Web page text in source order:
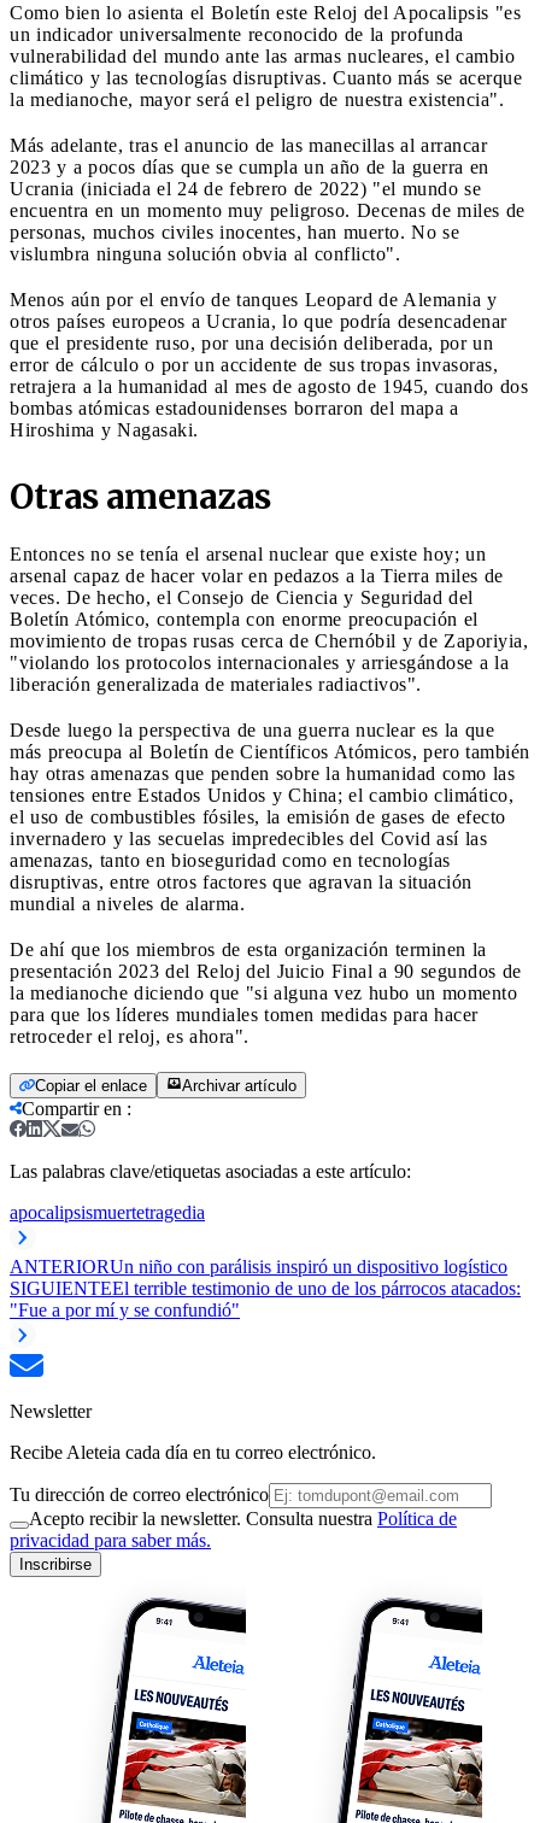
Como bien lo asienta el Boletín este Reloj del Apocalipsis "es
un indicador universalmente reconocido de la profunda
vulnerabilidad del mundo ante las armas nucleares, el cambio
climático y las tecnologías disruptivas. Cuanto más se acerque
la medianoche, mayor será el peligro de nuestra existencia".
Más adelante, tras el anuncio de las manecillas al arrancar
2023 y a pocos días que se cumpla un año de la guerra en
Ucrania (iniciada el 24 de febrero de 2022) "el mundo se
encuentra en un momento muy peligroso. Decenas de miles de
personas, muchos civiles inocentes, han muerto. No se
vislumbra ninguna solución obvia al conflicto".
Menos aún por el envío de tanques Leopard de Alemania y
otros países europeos a Ucrania, lo que podría desencadenar
que el presidente ruso, por una decisión deliberada, por un
error de cálculo o por un accidente de sus tropas invasoras,
retrajera a la humanidad al mes de agosto de 1945, cuando dos
bombas atómicas estadounidenses borraron del mapa a
Hiroshima y Nagasaki.
Otras amenazas
Entonces no se tenía el arsenal nuclear que existe hoy; un
arsenal capaz de hacer volar en pedazos a la Tierra miles de
veces. De hecho, el Consejo de Ciencia y Seguridad del
Boletín Atómico, contempla con enorme preocupación el
movimiento de tropas rusas cerca de Chernóbil y de Zaporiyia,
"violando los protocolos internacionales y arriesgándose a la
liberación generalizada de materiales radiactivos".
Desde luego la perspectiva de una guerra nuclear es la que
más preocupa al Boletín de Científicos Atómicos, pero también
hay otras amenazas que penden sobre la humanidad como las
tensiones entre Estados Unidos y China; el cambio climático,
el uso de combustibles fósiles, la emisión de gases de efecto
invernadero y las secuelas impredecibles del Covid así las
amenazas, tanto en bioseguridad como en tecnologías
disruptivas, entre otros factores que agravan la situación
mundial a niveles de alarma.
De ahí que los miembros de esta organización terminen la
presentación 2023 del Reloj del Juicio Final a 90 segundos de
la medianoche diciendo que "si alguna vez hubo un momento
para que los líderes mundiales tomen medidas para hacer
retroceder el reloj, es ahora".
Copiar el enlace Archivar artículo
Compartir en :
Las palabras clave/etiquetas asociadas a este artículo:
apocalipsismuertetragedia
ANTERIORUn niño con parálisis inspiró un dispositivo logístico
SIGUIENTEEl terrible testimonio de uno de los párrocos atacados:
"Fue a por mí y se confundió"
Newsletter
Recibe Aleteia cada día en tu correo electrónico.
Tu dirección de correo electrónico
Acepto recibir la newsletter. Consulta nuestra Política de
privacidad para saber más.
Inscribirse